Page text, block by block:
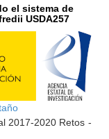
el sistema de
USDA257
2017-2020 Retos -